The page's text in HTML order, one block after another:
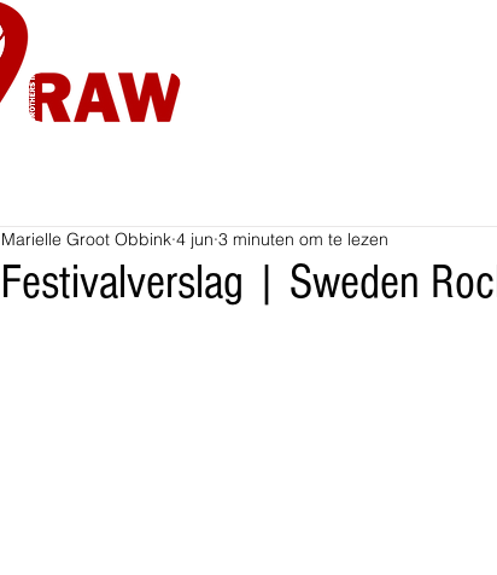
Festivalverslag | Sweden
Marielle Groot Obbink 4 jun 3 minuten om te lezen